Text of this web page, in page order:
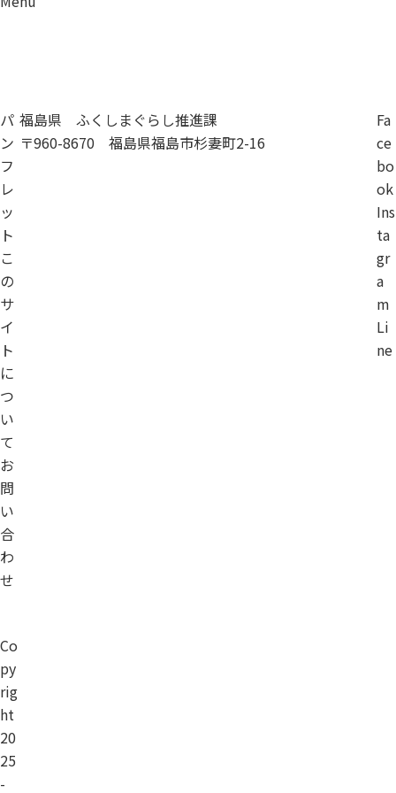
パ
ン
フ
レ
ッ
ト
こ
の
サ
イ
ト
に
つ
い
て
お
問
い
合
わ
せ
福島県 ふくしまぐらし推進課
〒960-8670 福島県福島市杉妻町2-16
Fa
ce
bo
ok
Ins
ta
gr
a
m
Li
ne
Co
py
rig
ht
20
25
-